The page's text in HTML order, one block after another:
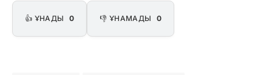
👍 ҰНАДЫ 0 👎 ҰНАМАДЫ 0